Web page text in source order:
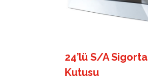
24’lü S/A Sigorta
Kutusu